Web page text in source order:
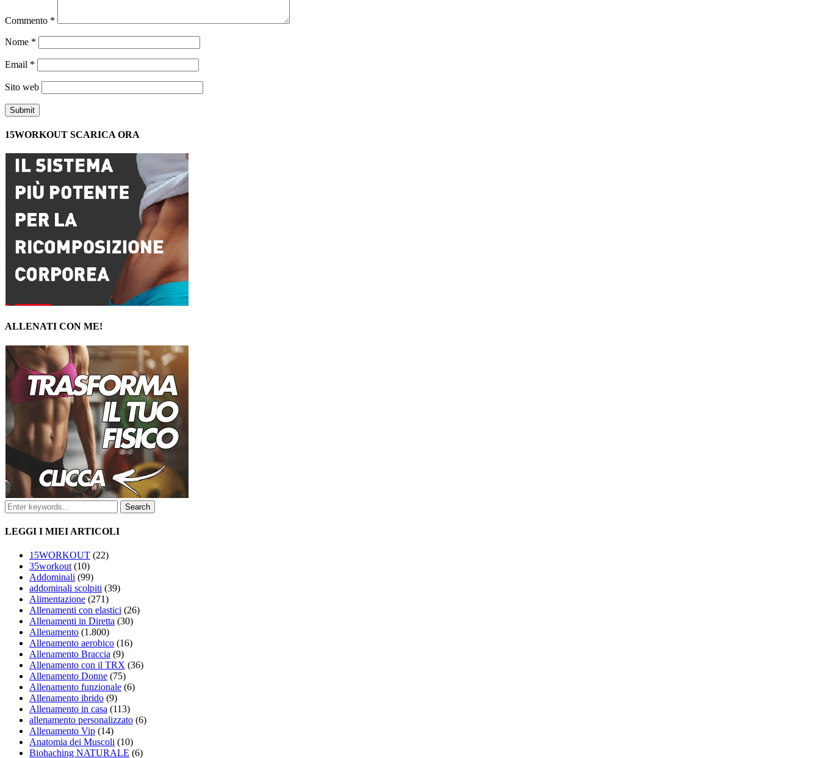
Commento *
Nome *
Email *
Sito web
15WORKOUT SCARICA ORA
ALLENATI CON ME!
LEGGI I MIEI ARTICOLI
15WORKOUT (22)
35workout (10)
Addominali (99)
addominali scolpiti (39)
Alimentazione (271)
Allenamenti con elastici (26)
Allenamenti in Diretta (30)
Allenamento (1.800)
Allenamento aerobico (16)
Allenamento Braccia (9)
Allenamento con il TRX (36)
Allenamento Donne (75)
Allenamento funzionale (6)
Allenamento ibrido (9)
Allenamento in casa (113)
allenamento personalizzato (6)
Allenamento Vip (14)
Anatomia dei Muscoli (10)
Biohaching NATURALE (6)